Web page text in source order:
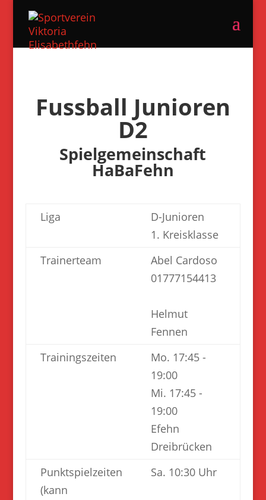
Fussball Junioren
D2
Spielgemeinschaft
HaBaFehn
Liga
D-Junioren
1. Kreisklasse
Trainerteam
Abel Cardoso
01777154413
Helmut
Fennen
Trainingszeiten
Mo. 17:45 -
19:00
Mi. 17:45 -
19:00
Efehn
Dreibrücken
Punktspielzeiten
(kann
Sa. 10:30 Uhr